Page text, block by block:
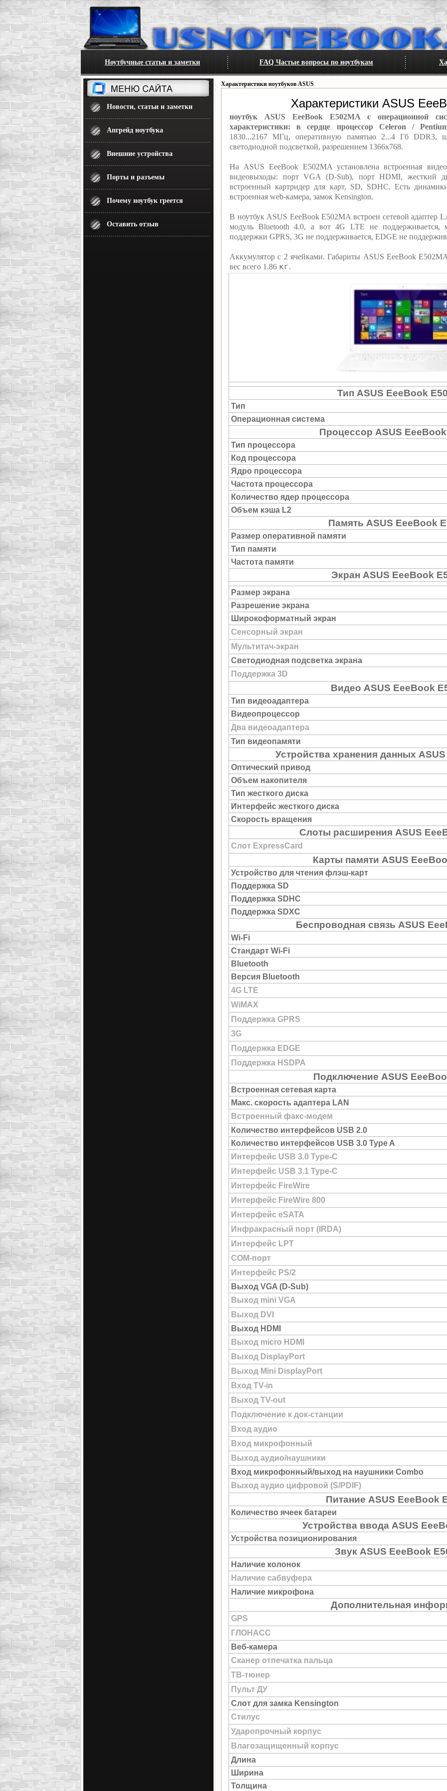
Ноутбучные статьи и заметки FAQ Частые вопросы по ноутбукам
Новости, статьи и заметки
Апгрейд ноутбука
Внешние устройства
Порты и разъемы
Почему ноутбук греется
Оставить отзыв
Характеристики ноутбуков ASUS
Характеристики ASUS
ноутбук ASUS EeeBook E502MA с операционной
характеристики: в сердце процессор Celeron /
1830...2167 МГц, оперативную памятью 2...4 Гб DDR3,
светодиодной подсветкой, разрешением 1366x768.
На ASUS EeeBook E502MA установлена встроенная
видеовыходы: порт VGA (D-Sub), порт HDMI, жесткий
встроенный картридер для карт, SD, SDHC. Есть
встроенная web-камера, замок Kensington.
В ноутбук ASUS EeeBook E502MA встроен сетевой адаптер
модуль Bluetooth 4.0, а вот 4G LTE не поддерживается,
поддержки GPRS, 3G не поддерживается, EDGE не
Аккумулятор c 2 ячейками. Габариты ASUS EeeBook
вес всего 1.86 кг.
Тип ASUS EeeBook
Тип
Операционная система
Процессор ASUS
Тип процессора
Код процессора
Ядро процессора
Частота процессора
Количество ядер процессора
Объем кэша L2
Память ASUS EeeBook
Размер оперативной памяти
Тип памяти
Частота памяти
Экран ASUS EeeBook
Размер экрана
Разрешение экрана
Широкоформатный экран
Сенсорный экран
Мультитач-экран
Светодиодная подсветка экрана
Поддержка 3D
Видео ASUS EeeBook
Тип видеоадаптера
Видеопроцессор
Два видеоадаптера
Тип видеопамяти
Устройства хранения данных
Оптический привод
Объем накопителя
Тип жесткого диска
Интерфейс жесткого диска
Скорость вращения
Слоты расширения ASUS
Слот ExpressCard
Карты памяти ASUS
Устройство для чтения флэш-карт
Поддержка SD
Поддержка SDHC
Поддержка SDXC
Беспроводная связь ASUS
Wi-Fi
Стандарт Wi-Fi
Bluetooth
Версия Bluetooth
4G LTE
WiMAX
Поддержка GPRS
3G
Поддержка EDGE
Поддержка HSDPA
Подключение ASUS
Встроенная сетевая карта
Макс. скорость адаптера LAN
Встроенный факс-модем
Количество интерфейсов USB 2.0
Количество интерфейсов USB 3.0 Type A
Интерфейс USB 3.0 Type-C
Интерфейс USB 3.1 Type-C
Интерфейс FireWire
Интерфейс FireWire 800
Интерфейс eSATA
Инфракрасный порт (IRDA)
Интерфейс LPT
COM-порт
Интерфейс PS/2
Выход VGA (D-Sub)
Выход mini VGA
Выход DVI
Выход HDMI
Выход micro HDMI
Выход DisplayPort
Выход Mini DisplayPort
Вход TV-in
Выход TV-out
Подключение к док-станции
Вход аудио
Вход микрофонный
Выход аудио/наушники
Вход микрофонный/выход на наушники Combo
Выход аудио цифровой (S/PDIF)
Питание ASUS EeeBook
Количество ячеек батареи
Устройства ввода ASUS
Устройства позиционирования
Звук ASUS EeeBook
Наличие колонок
Наличие сабвуфера
Наличие микрофона
Дополнительная
GPS
ГЛОНАСС
Веб-камера
Сканер отпечатка пальца
ТВ-тюнер
Пульт ДУ
Слот для замка Kensington
Стилус
Ударопрочный корпус
Влагозащищенный корпус
Длина
Ширина
Толщина